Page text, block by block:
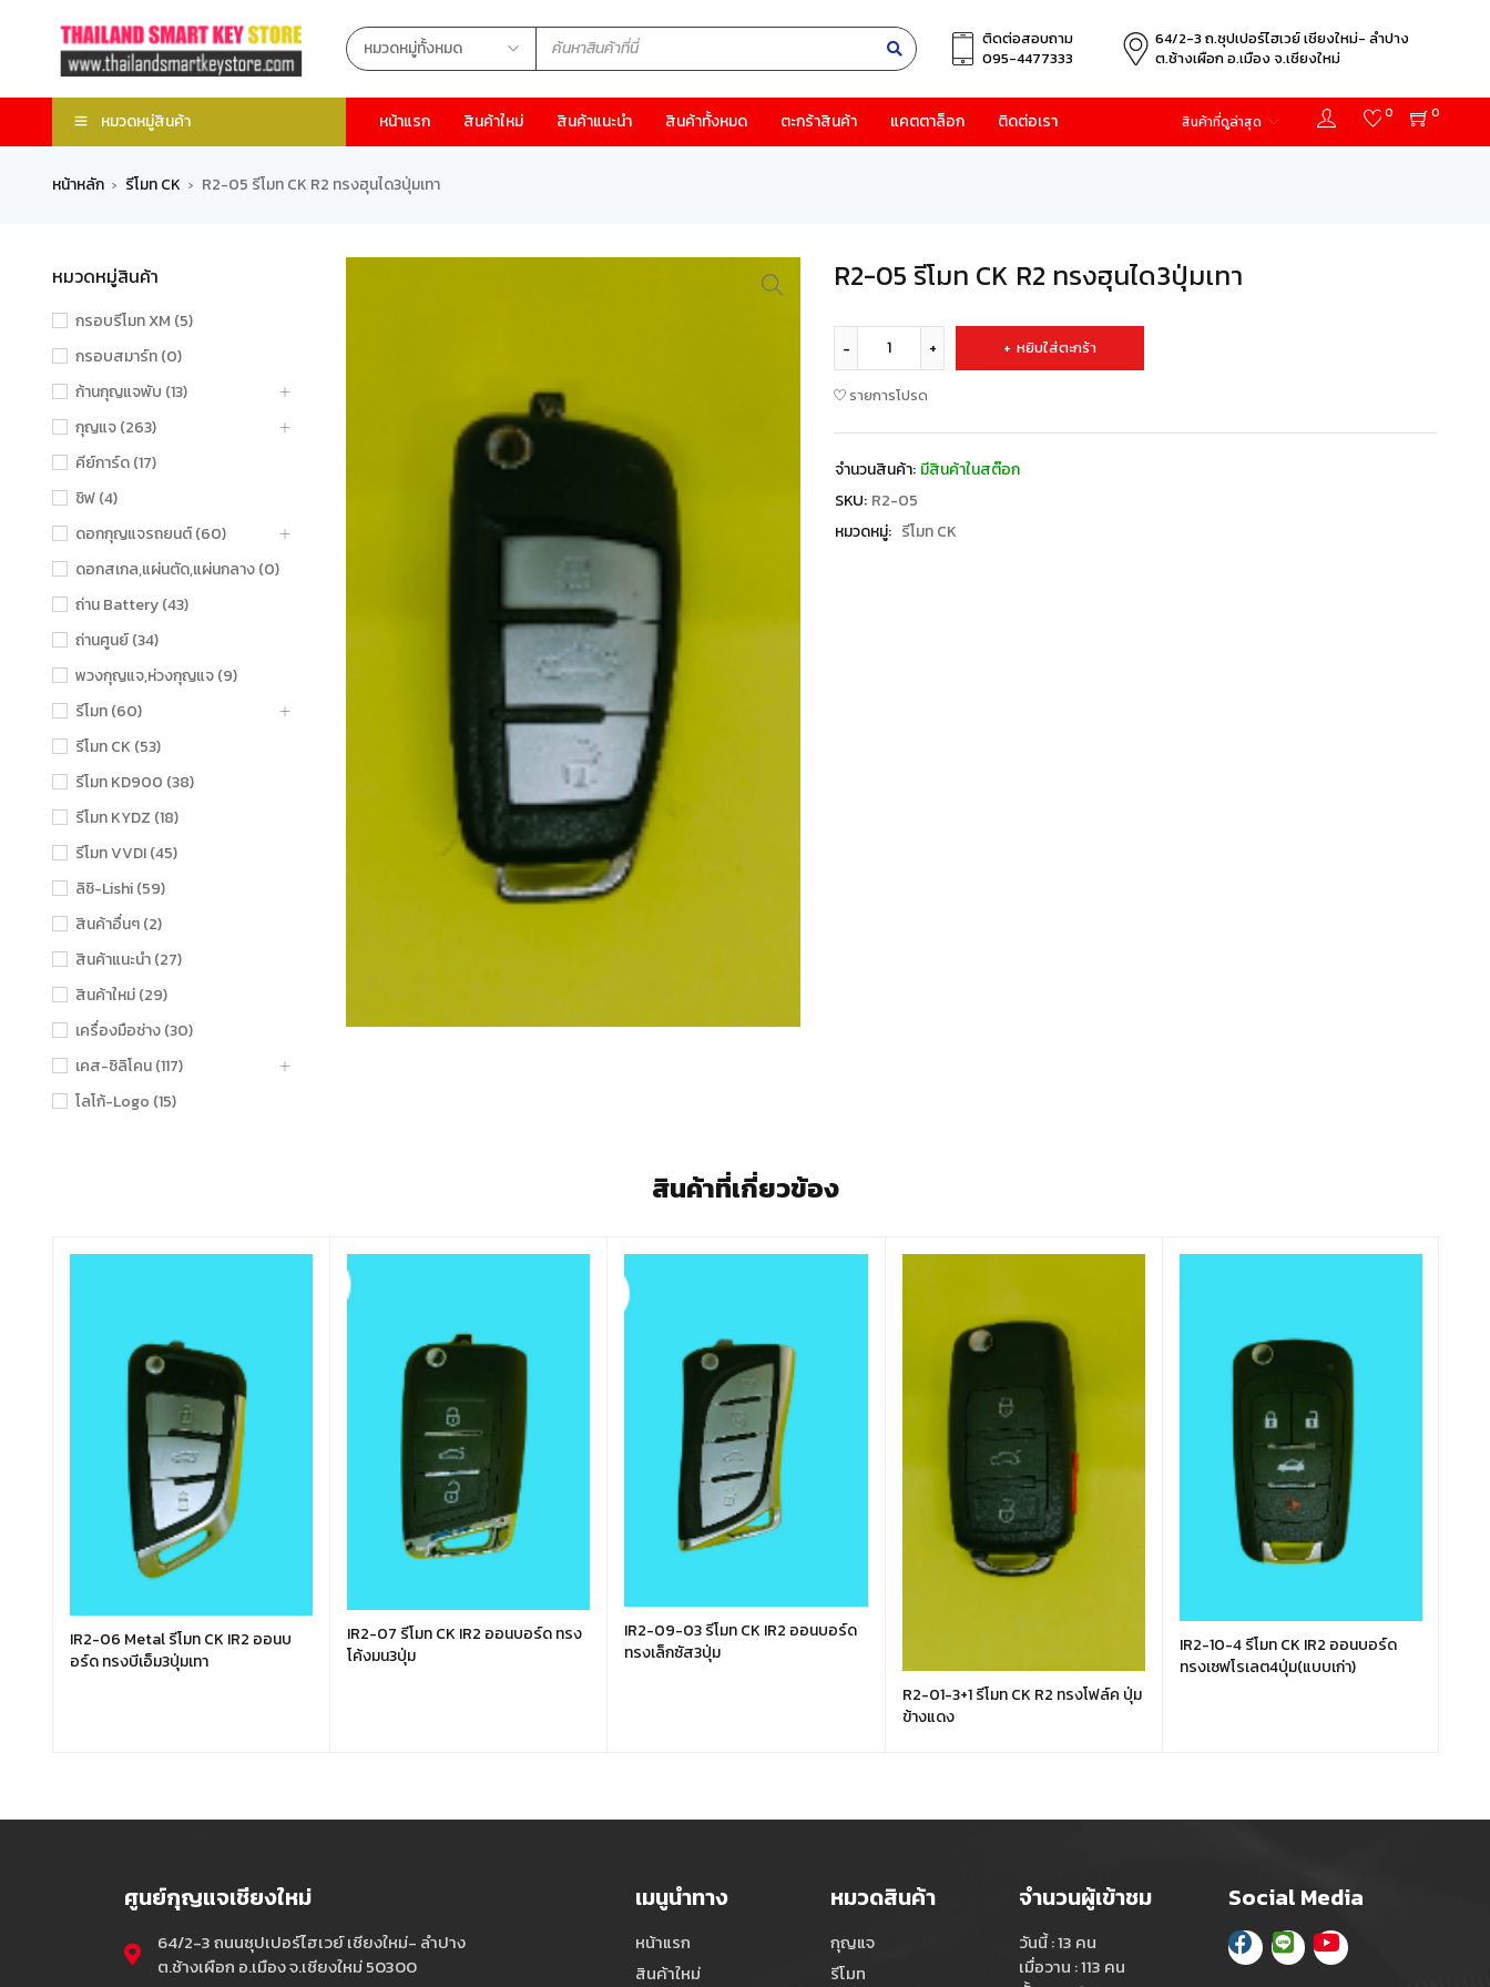
ติดต่อสอบถาม
095-4477333
64/2-3 ถ.ซุปเปอร์ไฮเวย์ เชียงใหม่- ลำปาง
ต.ช้างเผือก อ.เมือง จ.เชียงใหม่
หมวดหมู่สินค้า หน้าแรก สินค้าใหม่ สินค้าแนะนำ สินค้าทั้งหมด ตะกร้าสินค้า แคตตาล็อก ติดต่อเรา 0
0
สินค้าที่ดูล่าสุด
หน้าหลัก › รีโมท CK › R2-05 รีโมท CK R2 ทรงฮุนได3ปุ่มเทา
หมวดหมู่สินค้า
กรอบรีโมท XM (5)
กรอบสมาร์ท (0)
ก้านกุญแจพับ (13)
กุญแจ (263)
คีย์การ์ด (17)
ชิฟ (4)
ดอกกุญแจรถยนต์ (60)
ดอกสเกล,แผ่นตัด,แผ่นกลาง (0)
ถ่าน Battery (43)
ถ่านศูนย์ (34)
พวงกุญแจ,ห่วงกุญแจ (9)
รีโมท (60)
รีโมท CK (53)
รีโมท KD900 (38)
รีโมท KYDZ (18)
รีโมท VVDI (45)
ลิชิ-Lishi (59)
สินค้าอื่นๆ (2)
สินค้าแนะนำ (27)
สินค้าใหม่ (29)
เครื่องมือช่าง (30)
เคส-ซิลิโคน (117)
โลโก้-Logo (15)
R2-05 รีโมท CK R2 ทรงฮุนได3ปุ่มเทา
หยิบใส่ตะกร้า
รายการโปรด
จำนวนสินค้า: มีสินค้าในสต๊อก
SKU: R2-05
หมวดหมู่: รีโมท CK
สินค้าที่เกี่ยวข้อง
IR2-06 Metal รีโมท CK IR2 ออนบ
อร์ด ทรงบีเอ็ม3ปุ่มเทา
IR2-07 รีโมท CK IR2 ออนบอร์ด ทรง
โค้งมน3ปุ่ม
IR2-09-03 รีโมท CK IR2 ออนบอร์ด
ทรงเล็กซัส3ปุ่ม
R2-01-3+1 รีโมท CK R2 ทรงโฟล์ค ปุ่ม
ข้างแดง
IR2-10-4 รีโมท CK IR2 ออนบอร์ด
ทรงเซฟโรเลต4ปุ่ม(แบบเก่า)
ศูนย์กุญแจเชียงใหม่
64/2-3 ถนนซุปเปอร์ไฮเวย์ เชียงใหม่- ลำปาง
ต.ช้างเผือก อ.เมือง จ.เชียงใหม่ 50300
เมนูนำทาง
หน้าแรก
สินค้าใหม่
หมวดสินค้า
กุญแจ
รีโมท
จำนวนผู้เข้าชม
วันนี้ : 13 คน
เมื่อวาน : 113 คน
Social Media